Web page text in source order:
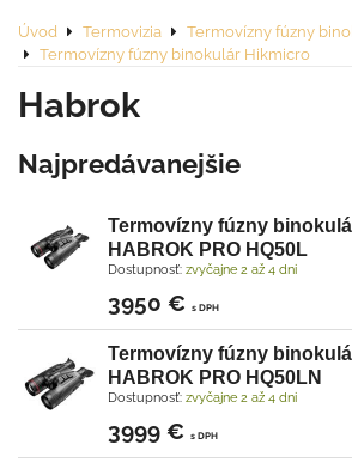
Úvod Termovizia
Termovízny fúzny
Termovízny fúzny binokulár Hikmicro
Habrok
Najpredávanejšie
Termovízny fúzny
HABROK PRO HQ50L
Dostupnosť: zvyčajne 2 až 4 dni
3950 € s DPH
Termovízny fúzny
HABROK PRO HQ50LN
Dostupnosť: zvyčajne 2 až 4 dni
3999 € s DPH